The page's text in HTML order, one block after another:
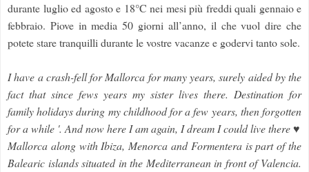
durante luglio ed agosto e 18°C nei mesi più freddi quali gennaio e
febbraio. Piove in media 50 giorni all’anno, il che vuol dire che
potete stare tranquilli durante le vostre vacanze e godervi tanto sole.
I have a crash-fell for Mallorca for many years, surely aided by the
fact that since fews years my sister lives there. Destination for
family holidays during my childhood for a few years, then forgotten
for a while '. And now here I am again, I dream I could live there ♥
Mallorca along with Ibiza, Menorca and Formentera is part of the
Balearic islands situated in the Mediterranean in front of Valencia.